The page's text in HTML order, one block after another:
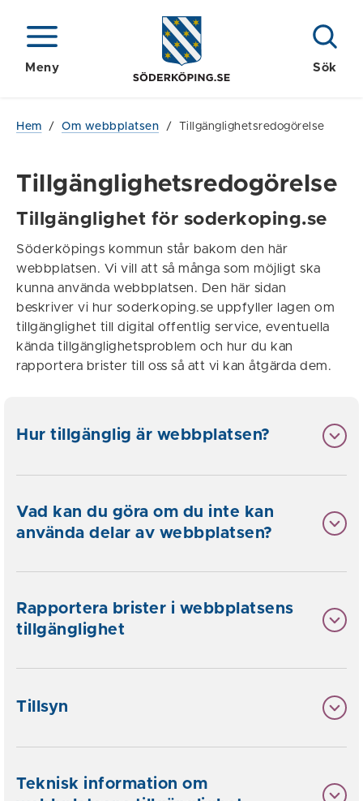
Meny Sök
Hem / Om webbplatsen / Tillgänglighetsredogörelse
Tillgänglighetsredogörelse
Tillgänglighet för soderkoping.se
Söderköpings kommun står bakom den här
webbplatsen. Vi vill att så många som möjligt ska
kunna använda webbplatsen. Den här sidan
beskriver vi hur soderkoping.se uppfyller lagen om
tillgänglighet till digital offentlig service, eventuella
kända tillgänglighetsproblem och hur du kan
rapportera brister till oss så att vi kan åtgärda dem.
Hur tillgänglig är webbplatsen?
Vad kan du göra om du inte kan
använda delar av webbplatsen?
Rapportera brister i webbplatsens
tillgänglighet
Tillsyn
Teknisk information om